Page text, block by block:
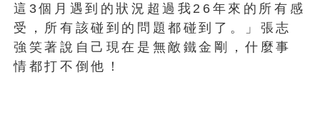
這3個月遇到的狀況超過我26年來的所有感
受，所有該碰到的問題都碰到了。」張志
強笑著說自己現在是無敵鐵金剛，什麼事
情都打不倒他！